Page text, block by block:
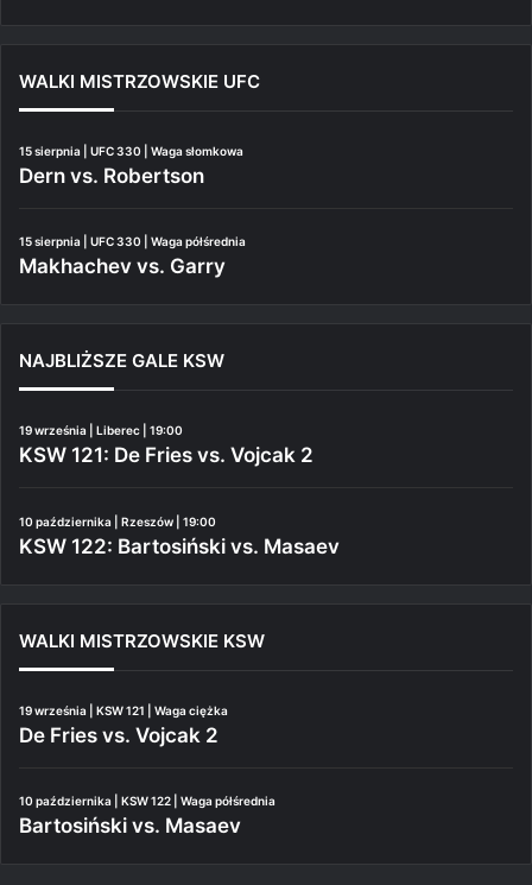
WALKI MISTRZOWSKIE UFC
15 sierpnia | UFC 330 | Waga słomkowa
Dern vs. Robertson
15 sierpnia | UFC 330 | Waga półśrednia
Makhachev vs. Garry
NAJBLIŻSZE GALE KSW
19 września | Liberec | 19:00
KSW 121: De Fries vs. Vojcak 2
10 października | Rzeszów | 19:00
KSW 122: Bartosiński vs. Masaev
WALKI MISTRZOWSKIE KSW
19 września | KSW 121 | Waga ciężka
De Fries vs. Vojcak 2
10 października | KSW 122 | Waga półśrednia
Bartosiński vs. Masaev